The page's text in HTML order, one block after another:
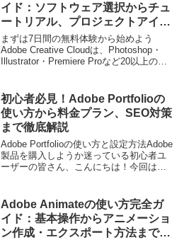
イド：ソフトウェア選択からチュ
ートリアル、プロジェクトアイデ
アまで徹底解説
まずは7日間の無料体験から始めよう
Adobe Creative Cloudは、Photoshop・
Illustrator・Premiere Proなど20以上のア
→※...
初心者必見！Adobe Portfolioの
使い方から料金プラン、SEO対策
まで徹底解説
Adobe Portfolioの使い方と設定方法Adobe
製品を購入しようか迷っている初心者ユ
ーザーの皆さん、こんにちは！今回は、
線からその魅力と使い方...
Adobe Animateの使い方完全ガ
イド：基本操作からアニメーショ
ン作成・エクスポート方法まで徹